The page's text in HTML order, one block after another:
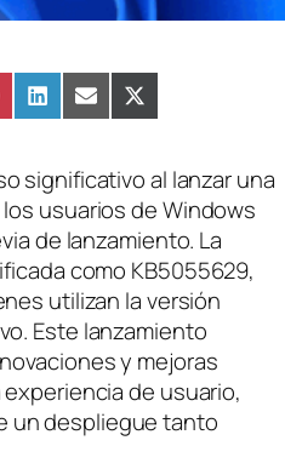
Compartir
en
LinkedInCompartir
en
EmailCompartir
en
X
(Twitter)
significativo al lanzar una
usuarios de Windows
de lanzamiento. La
como KB5055629,
utilizan la versión
Este lanzamiento
y mejoras
de usuario,
un despliegue tanto